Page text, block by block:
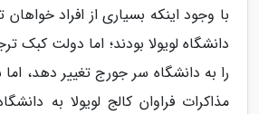
با وجود اینکه بسیاری از افراد خواهان
دانشگاه لویولا بودند؛ اما دولت کبک
را به دانشگاه سر جورج تغییر دهد،
مذاکرات فراوان کالج لویولا به